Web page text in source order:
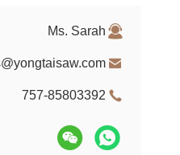
Ms. Sarah
757-85803392